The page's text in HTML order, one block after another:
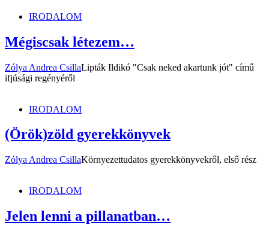
IRODALOM
Mégiscsak létezem…
Zólya Andrea CsillaLipták Ildikó "Csak neked akartunk jót" című
ifjúsági regényéről
IRODALOM
(Örök)zöld gyerekkönyvek
Zólya Andrea CsillaKörnyezettudatos gyerekkönyvekről, első rész
IRODALOM
Jelen lenni a pillanatban…